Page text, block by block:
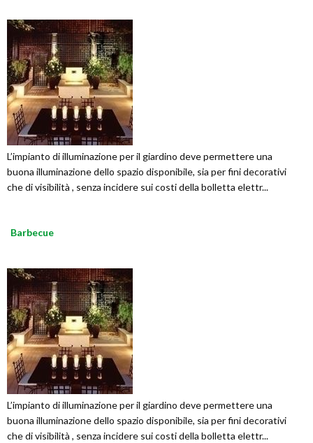
L’impianto di illuminazione per il giardino deve permettere una
buona illuminazione dello spazio disponibile, sia per fini decorativi
che di visibilità , senza incidere sui costi della bolletta elettr...
Barbecue
L’impianto di illuminazione per il giardino deve permettere una
buona illuminazione dello spazio disponibile, sia per fini decorativi
che di visibilità , senza incidere sui costi della bolletta elettr...